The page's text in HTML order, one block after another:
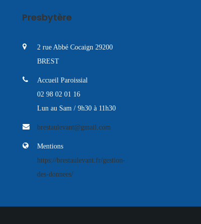
Presbytère
2 rue Abbé Cocaign 29200
BREST
Accueil Paroissial
02 98 02 01 16
Lun au Sam / 9h30 à 11h30
brestaulevant@gmail.com
Mentions
https://brestaulevant.fr/gestion-
des-donnees/